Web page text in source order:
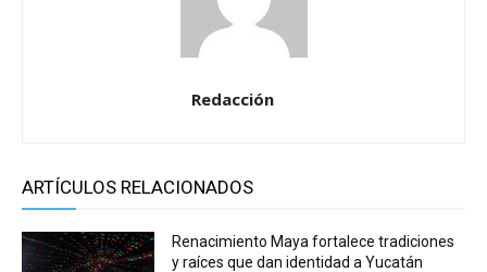
Redacción
ARTÍCULOS RELACIONADOS
Renacimiento Maya fortalece tradiciones
y raíces que dan identidad a Yucatán